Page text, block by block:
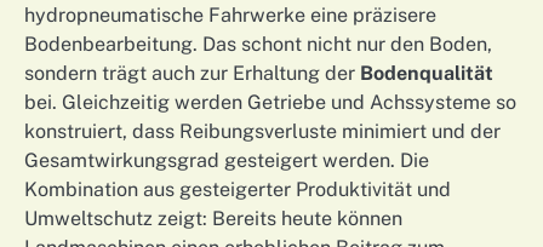
hydropneumatische Fahrwerke eine präzisere
Bodenbearbeitung. Das schont nicht nur den Boden,
sondern trägt auch zur Erhaltung der Bodenqualität
bei. Gleichzeitig werden Getriebe und Achssysteme so
konstruiert, dass Reibungsverluste minimiert und der
Gesamtwirkungsgrad gesteigert werden. Die
Kombination aus gesteigerter Produktivität und
Umweltschutz zeigt: Bereits heute können